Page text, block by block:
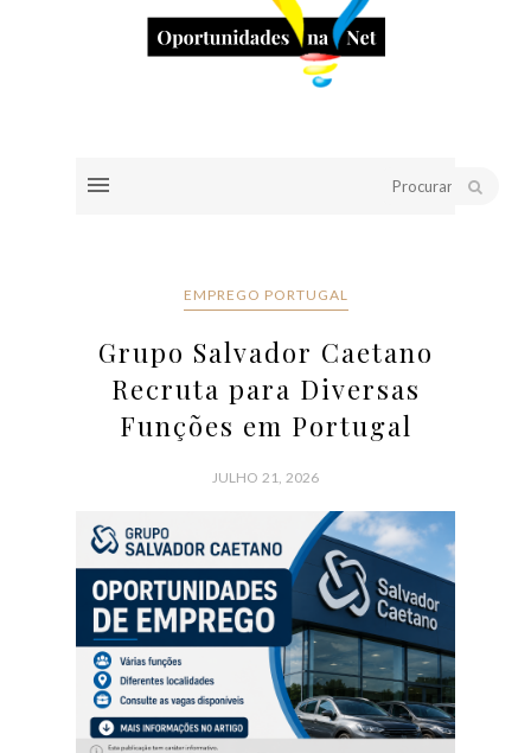
EMPREGO PORTUGAL
Grupo Salvador Caetano
Recruta para Diversas
Funções em Portugal
JULHO 21, 2026